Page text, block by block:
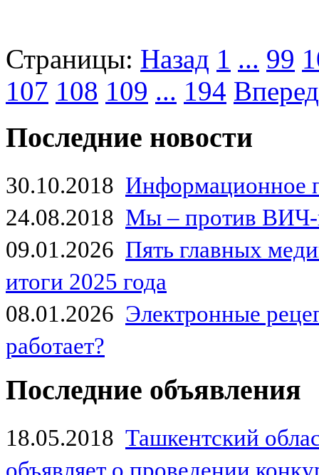
Страницы: Назад 1 ... 99
107 108 109 ... 194 Вперед
Последние новости
30.10.2018 Информационное
24.08.2018 Мы – против
09.01.2026 Пять главных
итоги 2025 года
08.01.2026 Электронные
работает?
Последние объявления
18.05.2018 Ташкентский